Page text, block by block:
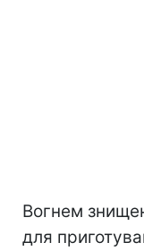
Вогнем
для